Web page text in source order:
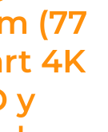
(77
4K
y